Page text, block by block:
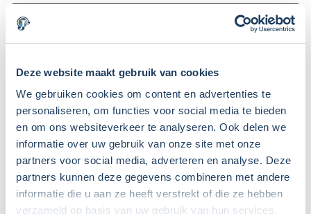
Deze website maakt gebruik van cookies
We gebruiken cookies om content en advertenties te
personaliseren, om functies voor social media te bieden
en om ons websiteverkeer te analyseren. Ook delen we
informatie over uw gebruik van onze site met onze
partners voor social media, adverteren en analyse. Deze
partners kunnen deze gegevens combineren met andere
informatie die u aan ze heeft verstrekt of die ze hebben
verzameld op basis van uw gebruik van hun services.